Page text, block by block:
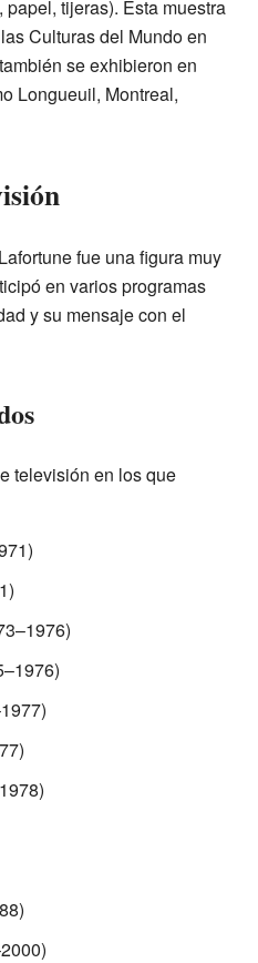
tijeras). Esta muestra
Culturas del Mundo en
se exhibieron en
Longueuil, Montreal,
fue una figura muy
en varios programas
y su mensaje con el
televisión en los que